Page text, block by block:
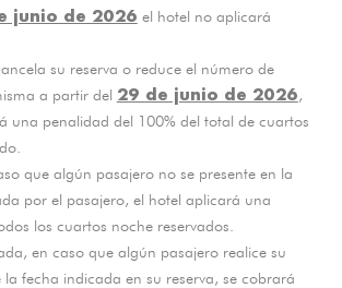
junio de 2026 el hotel no aplicará
su reserva o reduce el número de
a partir del 29 de junio de 2026,
una penalidad del 100% del total de cuartos
que algún pasajero no se presente en la
por el pasajero, el hotel aplicará una
los cuartos noche reservados.
en caso que algún pasajero realice su
la fecha indicada en su reserva, se cobrará